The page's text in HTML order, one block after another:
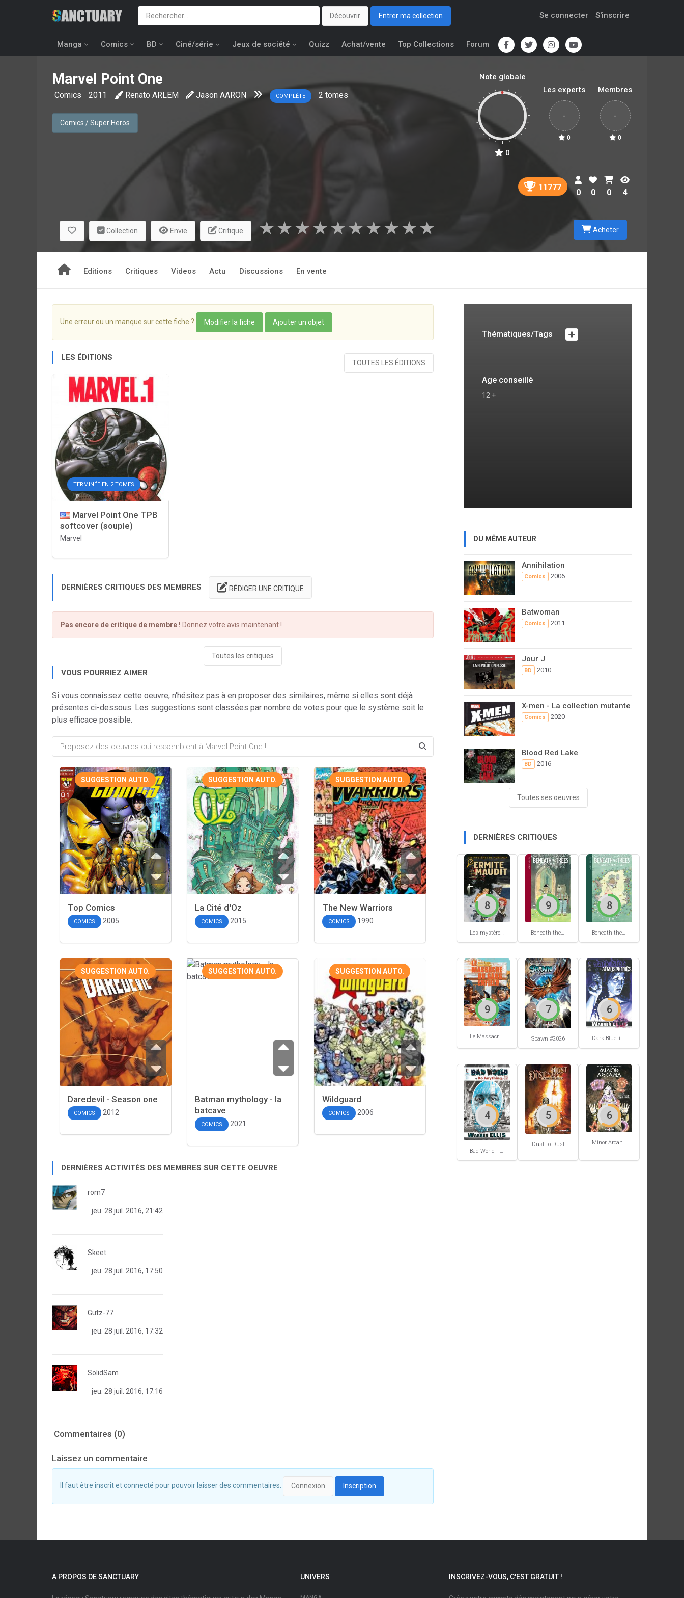
Découvrir Entrer ma collection Se connecter S'inscrire
Manga Comics BD Ciné/série Jeux de société Quizz Achat/vente Top Collections Forum
Marvel Point One
Comics 2011 Renato ARLEM Jason AARON COMPLÈTE 2 tomes
Comics / Super Heros
Note globale
0
Les experts
-
0
Membres
-
0
11777
0 0 0 4
Collection Envie Critique ★
★
★
★
★
★
★
★
★
★ Acheter
Editions Critiques Videos Actu Discussions En vente
Une erreur ou un manque sur cette fiche ? Modifier la fiche Ajouter un objet
LES ÉDITIONS
TOUTES LES ÉDITIONS
TERMINÉE EN 2 TOMES
Marvel Point One TPB
softcover (souple)
Marvel
DERNIÈRES CRITIQUES DES MEMBRES RÉDIGER UNE CRITIQUE
Pas encore de critique de membre ! Donnez votre avis maintenant !
Toutes les critiques
VOUS POURRIEZ AIMER
Si vous connaissez cette oeuvre, n'hésitez pas à en proposer des similaires, même si elles sont déjà
présentes ci-dessous. Les suggestions sont classées par nombre de votes pour que le système soit le
plus efficace possible.
SUGGESTION AUTO.
Top Comics
COMICS 2005
SUGGESTION AUTO.
La Cité d'Oz
COMICS 2015
SUGGESTION AUTO.
The New Warriors
COMICS 1990
SUGGESTION AUTO.
Daredevil - Season one
COMICS 2012
SUGGESTION AUTO.
Batman mythology - la
batcave
COMICS 2021
SUGGESTION AUTO.
Wildguard
COMICS 2006
DERNIÈRES ACTIVITÉS DES MEMBRES SUR CETTE OEUVRE
rom7
jeu. 28 juil. 2016, 21:42
Skeet
jeu. 28 juil. 2016, 17:50
Gutz-77
jeu. 28 juil. 2016, 17:32
SolidSam
jeu. 28 juil. 2016, 17:16
Commentaires (0)
Laissez un commentaire
Il faut être inscrit et connecté pour pouvoir laisser des commentaires. Connexion Inscription
Thématiques/Tags
Age conseillé
12 +
DU MÊME AUTEUR
Annihilation
Comics 2006
Batwoman
Comics 2011
Jour J
BD 2010
X-men - La collection mutante
Comics 2020
Blood Red Lake
BD 2016
Toutes ses oeuvres
DERNIÈRES CRITIQUES
Les mystères de Hobtown #2
8
Beneath the trees where nobody sees #2
9
Beneath the trees where nobody sees #1
8
Le Massacre du gang Enfield
9
Spawn #2026
7 6
Bad World + Do Anything
4
Dust to Dust
5 6
A PROPOS DE SANCTUARY UNIVERS INSCRIVEZ-VOUS, C'EST GRATUIT !